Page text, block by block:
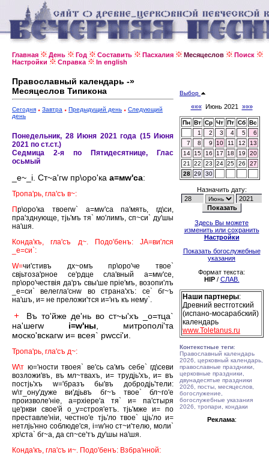
Главная День Год Составить Пасхалия Месяцеслов
Поиск
Настройки
Справка In english
Православный календарь -»
Месяцеслов Типикона
Сегодня Завтра Предыдущий день
Следующий
день
Понедельник, 28 Июня 2021 года (15 Июня
2021 по ст.ст.)
Седмица 2-я по Пятидесятнице, Глас
осьмый
_е~_i. Ст~а'гw пр\оро'ка а=мw'са:
Тропа'рь, гла'съ в~:
Пр\оро'ка твоегw` а=мw'са па'мять, гд\си,
пра'зднующе, тjь'мъ тя` мо'лимъ, сп~си` ду'шы
на'шя.
Конда'къ, гла'съ д~. Подо'бенъ: JА=ви'лся
_е=си`:
W=чи'стивъ дх~омъ пр\оро'че твое`
свjьтоза'рное се'рдце сла'вный а=мw'се,
пр\оро'чествiя да'ръ свы'ше прiе'мъ, возопи'лъ
_е=си` велегла'снw во страна'хъ: се` бг~ъ
на'шъ, и= не преложи'тся и='нъ къ нему`.
Въ то'йже де'нь во ст~ы'хъ _о=тца`
на'шегw i=w'ны , митрополi'та
моско'вскагw и= всея` рwссi'и.
Тропа'рь, гла'съ д~:
W\т ю='ности твоея` ве'сь са'мъ себе` гд\севи
возложи'въ, въ мл~твахъ, и= трудjь'хъ, и= въ
постjь'хъ w='бразъ бы'въ добродjь'тели:
w\т_ону'дуже ви'дjьвъ бг~ъ твое` бл~го'е
произволе'нiе, а=рхiере'а тя` и= па'стыря
це'ркви свое'й о_у=строя'етъ. тjь'мже и= по
преставле'нiи, честно'е тjь'ло твое` цjь'ло и=
нетлjь'нно соблюде'ся, i=w'но ст~и'телю, моли`
хр\ста` бг~а, да сп~се'тъ ду'шы на'шя.
Конда'къ, гла'съ и~. Подо'бенъ: Взбра'нной:
Выбор
«««Июнь 2021 »»»
Пн Вт Ср Чт Пт Сб Вс
1
2 3 4 5
6
7
8 9 10 11 12
13
14
15 16 17 18 19
20
21
22 23 24 25 26
27
28 29 30
Назначить дату:
Здесь Вы можете
изменить или сохранить
Настройки
Показать богослужебные
указания
Формат текста:
HIP/ СЛАВ.
Наши партнеры:
Древний вестготский
(испано-мосарабский)
календарь
www.Toletanus.ru
Контекстные теги:
Православный календарь
2026, церковный календарь,
православные праздники,
церковные праздники,
двунадесятые праздники
2026, посты, месяцеслов,
богослужение,
богослужебные указания
2026, тропари, кондаки
Реклама: